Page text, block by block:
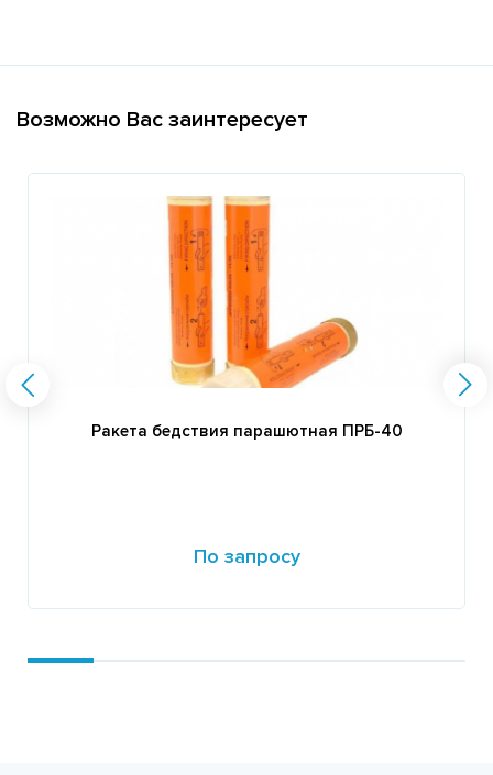
Возможно Вас заинтересует
Ракета бедствия парашютная ПРБ-40
По запросу